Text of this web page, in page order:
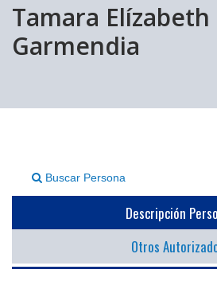
Tamara
Garmendia
Buscar Persona
Descripción
Otros